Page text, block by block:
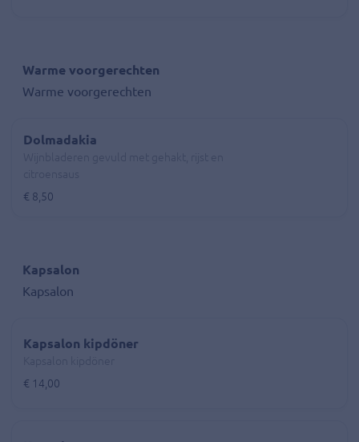
Warme voorgerechten
Warme voorgerechten
Dolmadakia
€ 8,50
Kapsalon
Kapsalon
Kapsalon kipdöner
€ 14,00